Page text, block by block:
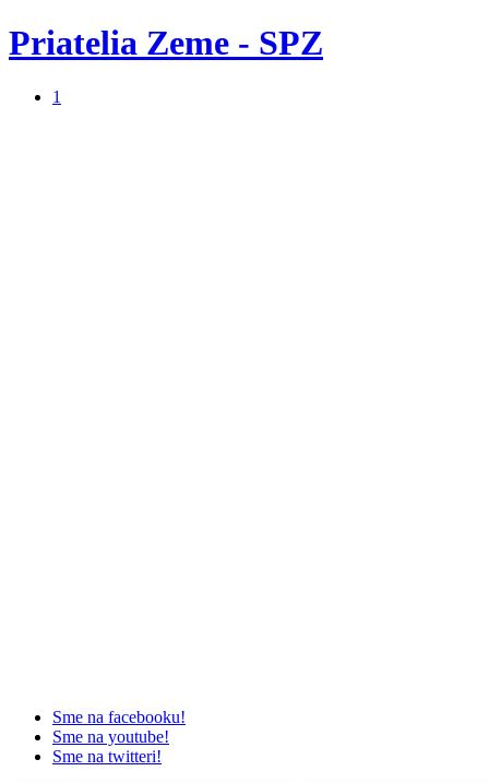
Priatelia Zeme - SPZ
1
Sme na facebooku!
Sme na youtube!
Sme na twitteri!